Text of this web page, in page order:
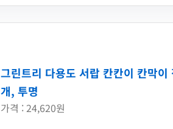
그린트리 다용도 서랍 칸칸이 칸막
개, 투명
가격 : 24,620원